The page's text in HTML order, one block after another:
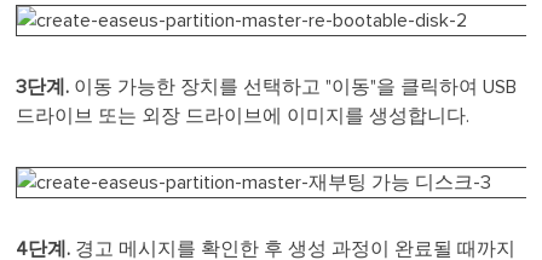
3단계. 이동 가능한 장치를 선택하고 "이동"을 클릭하여 USB
드라이브 또는 외장 드라이브에 이미지를 생성합니다.
4단계. 경고 메시지를 확인한 후 생성 과정이 완료될 때까지